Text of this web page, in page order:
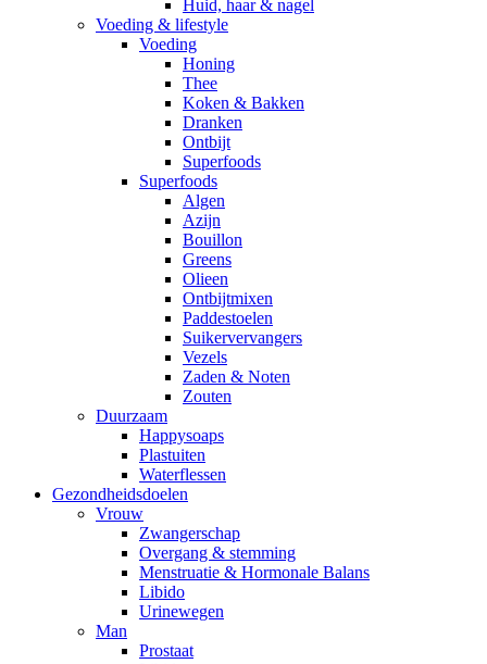
Huid, haar & nagel
Voeding & lifestyle
Voeding
Honing
Thee
Koken & Bakken
Dranken
Ontbijt
Superfoods
Superfoods
Algen
Azijn
Bouillon
Greens
Olieen
Ontbijtmixen
Paddestoelen
Suikervervangers
Vezels
Zaden & Noten
Zouten
Duurzaam
Happysoaps
Plastuiten
Waterflessen
Gezondheidsdoelen
Vrouw
Zwangerschap
Overgang & stemming
Menstruatie & Hormonale Balans
Libido
Urinewegen
Man
Prostaat